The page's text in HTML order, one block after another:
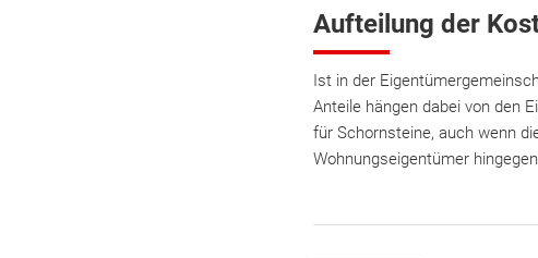
Aufteilung der
Ist in der
Anteile hängen dabei von den
für Schornsteine, auch wenn
Wohnungseigentümer